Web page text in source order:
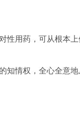
性用药，可从根本
知情权，全心全意